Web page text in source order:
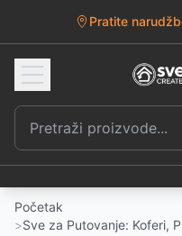
Pratite
Početak
>Sve za Putovanje: Koferi,